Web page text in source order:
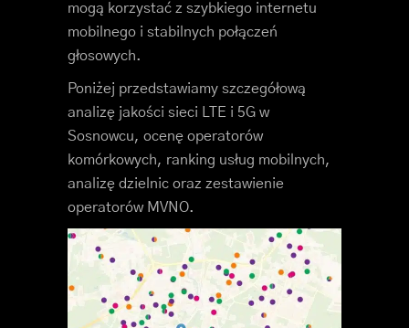
mogą korzystać z szybkiego internetu
mobilnego i stabilnych połączeń
głosowych.
Poniżej przedstawiamy szczegółową
analizę jakości sieci LTE i 5G w
Sosnowcu, ocenę operatorów
komórkowych, ranking usług mobilnych,
analizę dzielnic oraz zestawienie
operatorów MVNO.